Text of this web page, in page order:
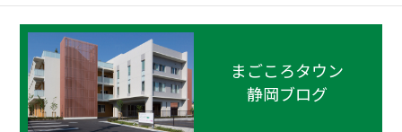
まごころタウン
静岡ブログ